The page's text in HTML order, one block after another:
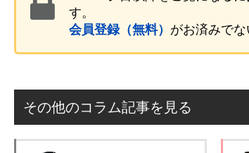
す。
会員登録（無料） がお済みで
その他のコラム記事を見る